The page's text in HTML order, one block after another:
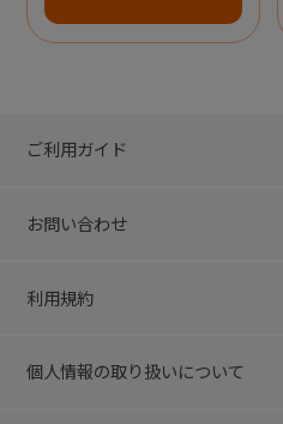
ご利用ガイド
お問い合わせ
利用規約
個人情報の取り扱いについて